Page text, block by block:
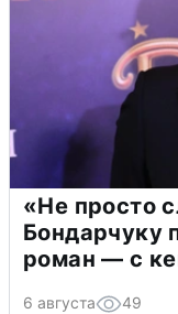
«Не просто
Бондарчуку
роман — с
6 августа 49